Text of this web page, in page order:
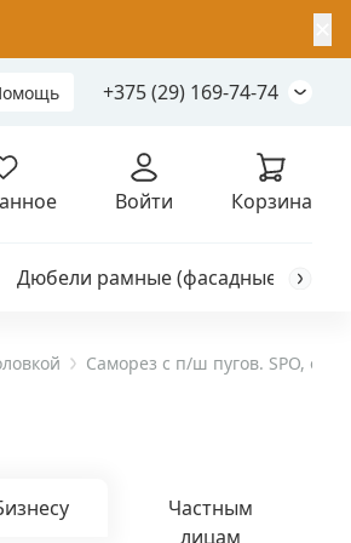
+375 (29) 169-74-74
Войти Корзина
Дюбели рамные (фасадные)
Саморез с п/ш пугов. SPO,
Частным
лицам